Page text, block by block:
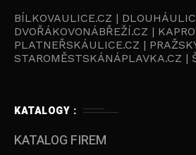
BÍLKOVAULICE.CZ |
DVOŘÁKOVONÁBŘEŽÍ.CZ |
PLATNEŘSKÁULICE.CZ |
STAROMĚSTSKÁNÁPLAVKA.CZ |
KATALOGY :
KATALOG FIREM